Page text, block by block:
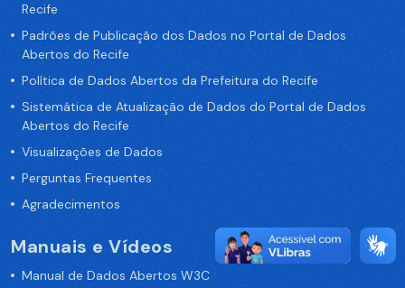
Recife
Padrões de Publicação dos Dados no Portal de Dados
Abertos do Recife
Política de Dados Abertos da Prefeitura do Recife
Sistemática de Atualização de Dados do Portal de Dados
Abertos do Recife
Visualizações de Dados
Perguntas Frequentes
Agradecimentos
Manuais e Vídeos
Manual de Dados Abertos W3C